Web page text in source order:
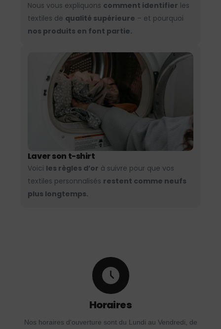
Nous vous expliquons comment identifier les
textiles de qualité supérieure – et pourquoi
nos produits en font partie.
Laver son t-shirt
Voici les règles d’or à suivre pour que vos
textiles personnalisés restent comme neufs
plus longtemps.
Horaires
Nos horaires d'ouverture sont du Lundi au Vendredi, de